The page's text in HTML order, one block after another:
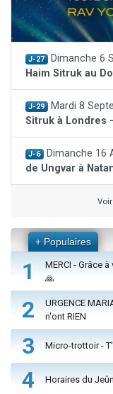
J-27 Dimanche 6
Haim Sitruk au
J-29 Mardi 8
Sitruk à Londres
J-6 Dimanche 16
de Ungvar à
+ Populaires
1
MERCI - Grâce
🙏
2
URGENCE
n'ont RIEN
3 Micro-trottoir -
4 Horaires du